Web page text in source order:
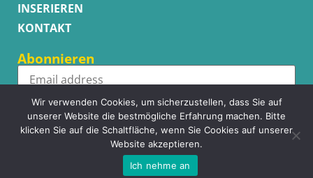
INSERIEREN
KONTAKT
Abonnieren
Subscribe
Copyright © WhatsupCams 2016 - 2026. All right reserved.
Wir verwenden Cookies, um sicherzustellen, dass Sie auf
unserer Website die bestmögliche Erfahrung machen. Bitte
klicken Sie auf die Schaltfläche, wenn Sie Cookies auf unserer
Website akzeptieren.
Ich nehme an